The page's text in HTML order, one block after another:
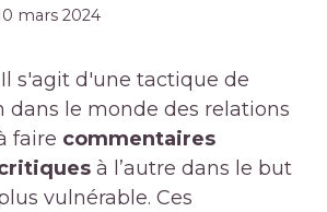
mars 2024
Il s'agit d'une tactique de
dans le monde des relations
faire commentaires
à l’autre dans le but
vulnérable. Ces